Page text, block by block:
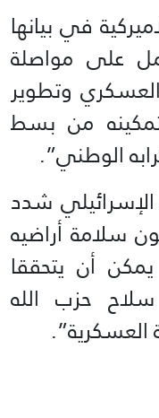
في بيانها
على مواصلة
وتطوير
من بسط
الوطني”.
الإسرائيلي شدد
سلامة أراضيه
أن يتحققا
حزب الله
العسكرية”.